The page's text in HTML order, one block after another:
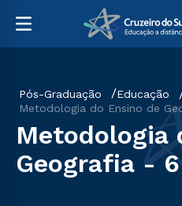
Pós-Graduação
Educação
Metodologia do Ensino de
Metodologia
Geografia -